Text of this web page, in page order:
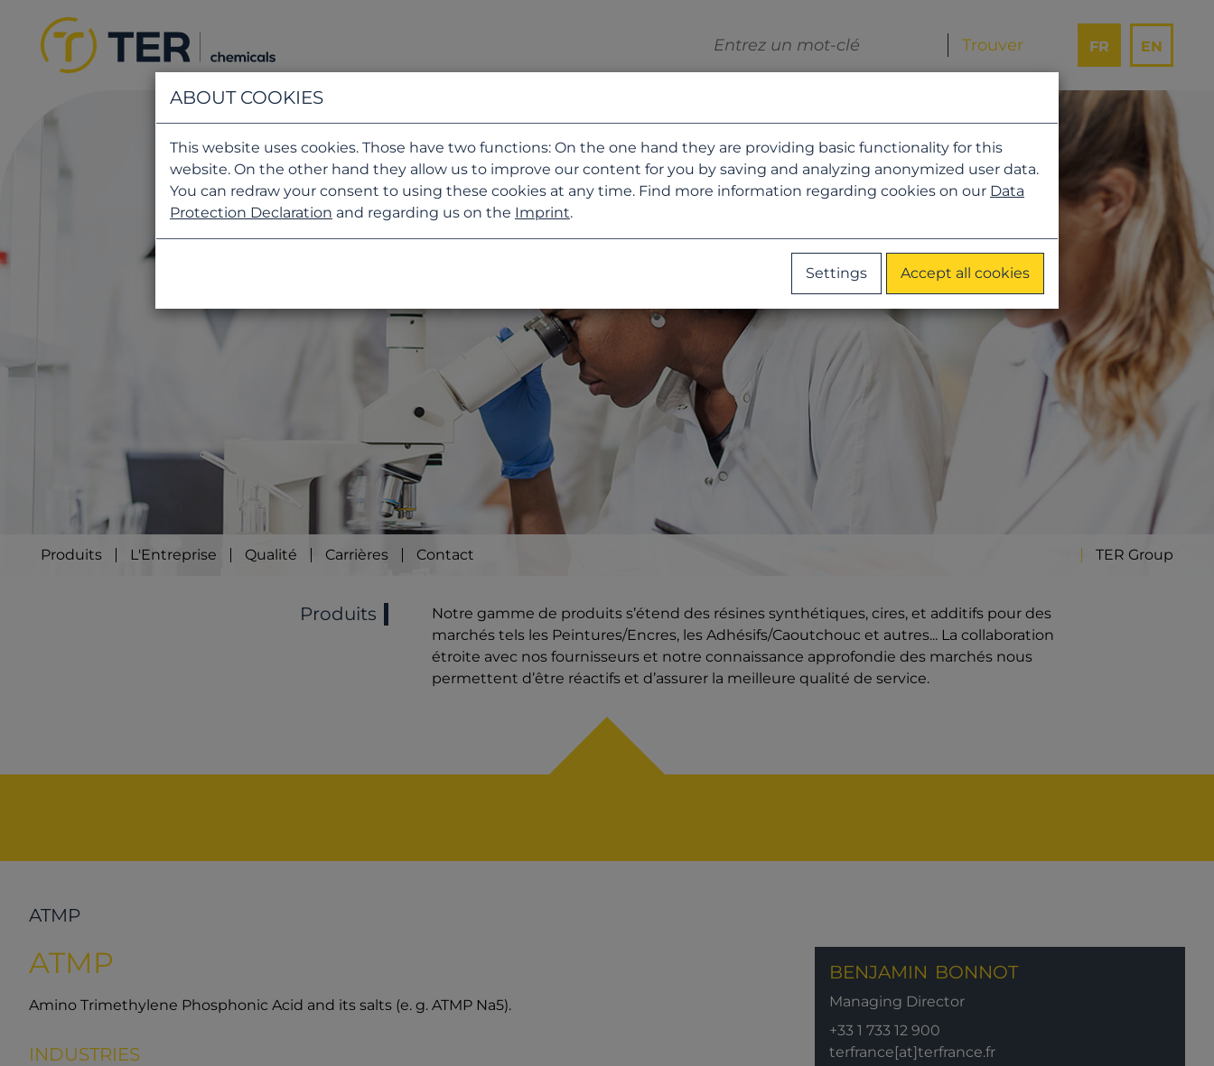
FR EN
Produits L'Entreprise Qualité Carrières Contact TER Group
Produits
Notre gamme de produits s’étend des résines synthétiques, cires, et additifs pour des
marchés tels les Peintures/Encres, les Adhésifs/Caoutchouc et autres... La collaboration
étroite avec nos fournisseurs et notre connaissance approfondie des marchés nous
permettent d’être réactifs et d’assurer la meilleure qualité de service.
ATMP
ATMP
Amino Trimethylene Phosphonic Acid and its salts (e. g. ATMP Na5).
INDUSTRIES
BENJAMIN BONNOT
Managing Director
+33 1 733 12 900
terfrance[at]terfrance.fr
ABOUT COOKIES
This website uses cookies. Those have two functions: On the one hand they are providing basic functionality for this
website. On the other hand they allow us to improve our content for you by saving and analyzing anonymized user data.
You can redraw your consent to using these cookies at any time. Find more information regarding cookies on our Data
Protection Declaration and regarding us on the Imprint.
Settings Accept all cookies